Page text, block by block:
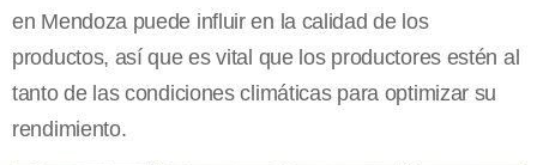
en Mendoza puede influir en la calidad de los
productos, así que es vital que los productores estén al
tanto de las condiciones climáticas para optimizar su
rendimiento.